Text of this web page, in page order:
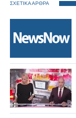
ΣΧΕΤΙΚΑ ΑΡΘΡΑ